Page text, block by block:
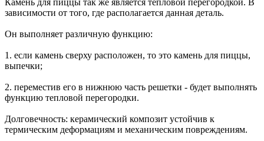
зависимости от того, где располагается данная деталь.
Он выполняет различную функцию:
1. если камень сверху расположен, то это камень для пиццы,
выпечки;
2. переместив его в нижнюю часть решетки - будет выполнять
функцию тепловой перегородки.
Долговечность: керамический композит устойчив к
термическим деформациям и механическим повреждениям.